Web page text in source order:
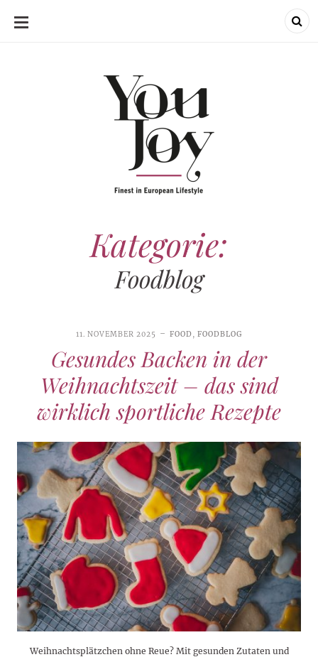
SKIP
Kategorie:
Foodblog
11. NOVEMBER 2025 FOOD,FOODBLOG
Gesundes Backen in der
Weihnachtszeit – das sind
wirklich sportliche Rezepte
Weihnachtsplätzchen ohne Reue? Mit gesunden Zutaten und